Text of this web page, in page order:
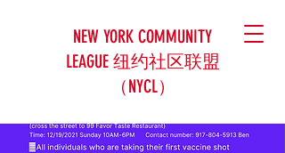
NEW YORK COMMUNITY
LEAGUE 纽约社区联盟
（NYCL）